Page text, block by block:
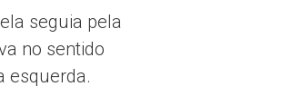
seguia pela
no sentido
esquerda.